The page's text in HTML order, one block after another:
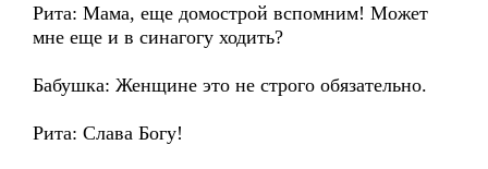
Рита: Мама, еще домострой вспомним! Может
мне еще и в синагогу ходить?
Бабушка: Женщине это не строго обязательно.
Рита: Слава Богу!